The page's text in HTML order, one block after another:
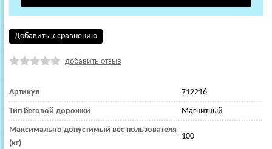
Добавить к сравнению
добавить отзыв
Артикул 712216
Тип беговой дорожки Магнитный
Максимально допустимый вес пользователя
(кг)
100